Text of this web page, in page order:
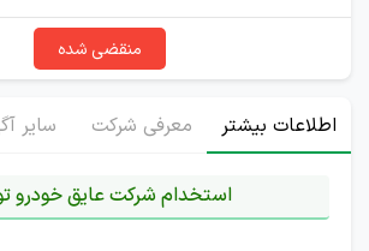
منقضی شده
اطلاعات بیشتر معرفی شرکت سایر
استخدام شرکت عایق خودرو